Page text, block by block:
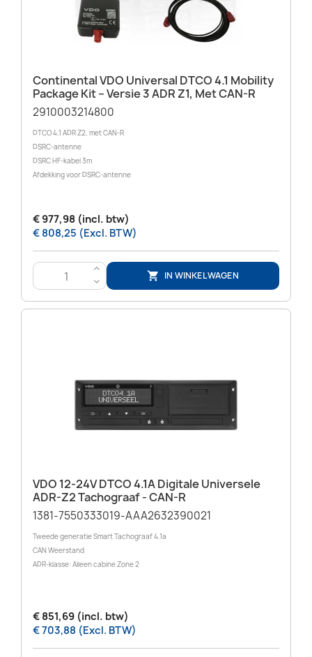
Continental VDO Universal DTCO 4.1 Mobility
Package Kit – Versie 3 ADR Z1, Met CAN-R
2910003214800
DTCO 4.1 ADR Z2, met CAN-R
DSRC-antenne
DSRC HF-kabel 3m
Afdekking voor DSRC-antenne
€ 977,98 (incl. btw)
€ 808,25 (Excl. BTW)
>
<
 IN WINKELWAGEN
VDO 12-24V DTCO 4.1A Digitale Universele
ADR-Z2 Tachograaf - CAN-R
1381-7550333019-AAA2632390021
Tweede generatie Smart Tachograaf 4.1a
CAN Weerstand
ADR-klasse: Alleen cabine Zone 2
€ 851,69 (incl. btw)
€ 703,88 (Excl. BTW)